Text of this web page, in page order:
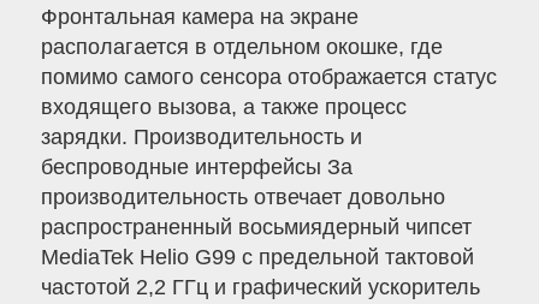
Фронтальная камера на экране
располагается в отдельном окошке, где
помимо самого сенсора отображается статус
входящего вызова, а также процесс
зарядки. Производительность и
беспроводные интерфейсы За
производительность отвечает довольно
распространенный восьмиядерный чипсет
MediaTek Helio G99 с предельной тактовой
частотой 2,2 ГГц и графический ускоритель